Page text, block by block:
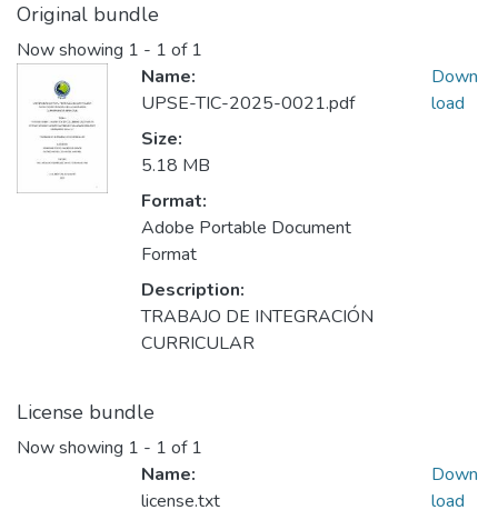
Original bundle
Now showing 1 - 1 of 1
Name:
UPSE-TIC-2025-0021.pdf
Size:
5.18 MB
Format:
Adobe Portable Document
Format
Description:
TRABAJO DE INTEGRACIÓN
CURRICULAR
Down
load
License bundle
Now showing 1 - 1 of 1
Name:
license.txt
Down
load